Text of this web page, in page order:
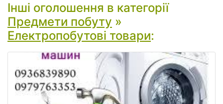
Інші оголошення в категорії
Предмети побуту »
Електропобутові товари: